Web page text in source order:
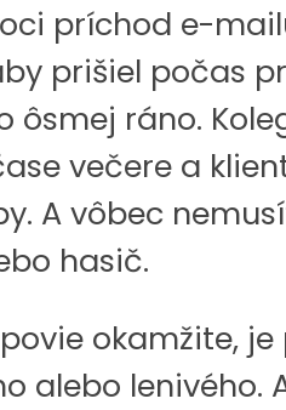
príchod e-
prišiel počas
ôsmej ráno.
večere a
A vôbec
hasič.
okamžite,
alebo lenivého.